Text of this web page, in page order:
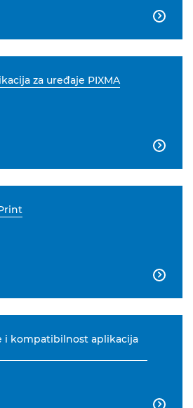

za uređaje PIXMA


i kompatibilnost aplikacija
